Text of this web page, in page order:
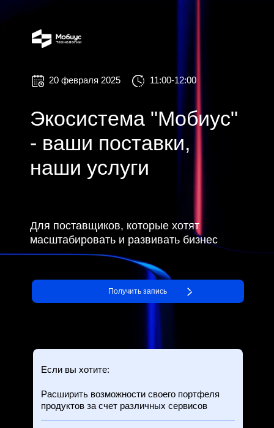
Расширить возможности своего портфеля
продуктов за счет различных сервисов
20 февраля 2025 11:00-12:00
Получить запись
Если вы хотите:
Для поставщиков, которые хотят
масштабировать и развивать бизнес
Экосистема "Мобиус"
- ваши поставки,
наши услуги